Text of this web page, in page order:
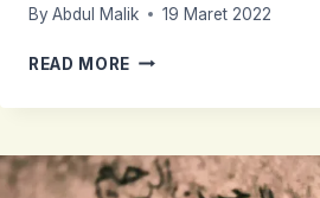
By Abdul Malik 19 Maret 2022
READ MORE TRAGEDI
BARBARI